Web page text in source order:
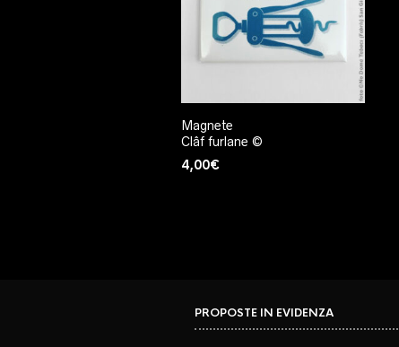
Magnete
Clâf furlane ©
4,00€
PROPOSTE IN EVIDENZA